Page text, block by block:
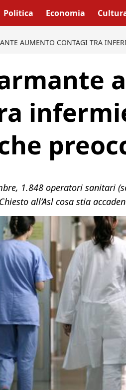
Politica Economia
AUMENTO CONTAGI TRA
1.848 operatori sanitari
all’Asl cosa stia